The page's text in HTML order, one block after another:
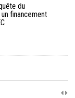
du
financement